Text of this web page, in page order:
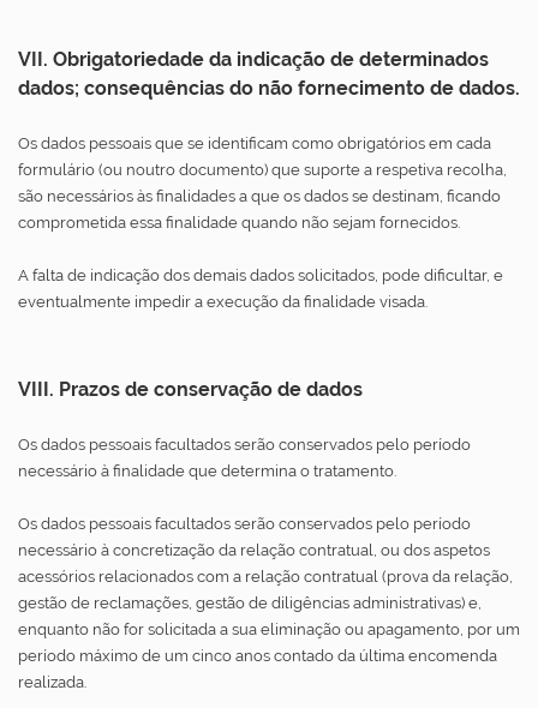
VII. Obrigatoriedade da indicação de determinados
dados; consequências do não fornecimento de dados.
Os dados pessoais que se identificam como obrigatórios em cada
formulário (ou noutro documento) que suporte a respetiva recolha,
são necessários às finalidades a que os dados se destinam, ficando
comprometida essa finalidade quando não sejam fornecidos.
A falta de indicação dos demais dados solicitados, pode dificultar, e
eventualmente impedir a execução da finalidade visada.
VIII. Prazos de conservação de dados
Os dados pessoais facultados serão conservados pelo período
necessário à finalidade que determina o tratamento.
Os dados pessoais facultados serão conservados pelo período
necessário à concretização da relação contratual, ou dos aspetos
acessórios relacionados com a relação contratual (prova da relação,
gestão de reclamações, gestão de diligências administrativas) e,
enquanto não for solicitada a sua eliminação ou apagamento, por um
período máximo de um cinco anos contado da última encomenda
realizada.